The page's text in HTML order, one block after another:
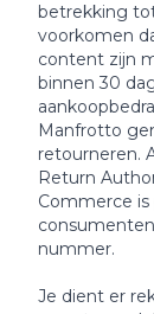
betrekking
voorkomen
content zijn
binnen 30
Manfrotto
retourneren.
Return
Commerce
nummer.
Je dient er